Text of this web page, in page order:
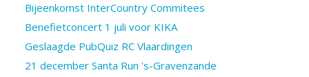
Bijeenkomst InterCountry Commitees
Benefietconcert 1 juli voor KIKA
Geslaagde PubQuiz RC Vlaardingen
21 december Santa Run 's-Gravenzande